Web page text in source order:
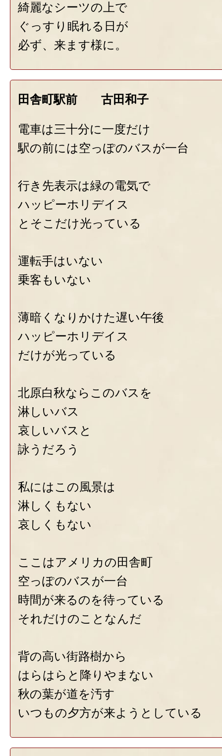
綺麗なシーツの上で
ぐっすり眠れる日が
必ず、来ます様に。
田舎町駅前 古田和子
電車は三十分に一度だけ
駅の前には空っぽのバスが一台
行き先表示は緑の電気で
ハッピーホリデイス
とそこだけ光っている
運転手はいない
乗客もいない
薄暗くなりかけた遅い午後
ハッピーホリデイス
だけが光っている
北原白秋ならこのバスを
淋しいバス
哀しいバスと
詠うだろう
私にはこの風景は
淋しくもない
哀しくもない
ここはアメリカの田舎町
空っぽのバスが一台
時間が来るのを待っている
それだけのことなんだ
背の高い街路樹から
はらはらと降りやまない
秋の葉が道を汚す
いつもの夕方が来ようとしている